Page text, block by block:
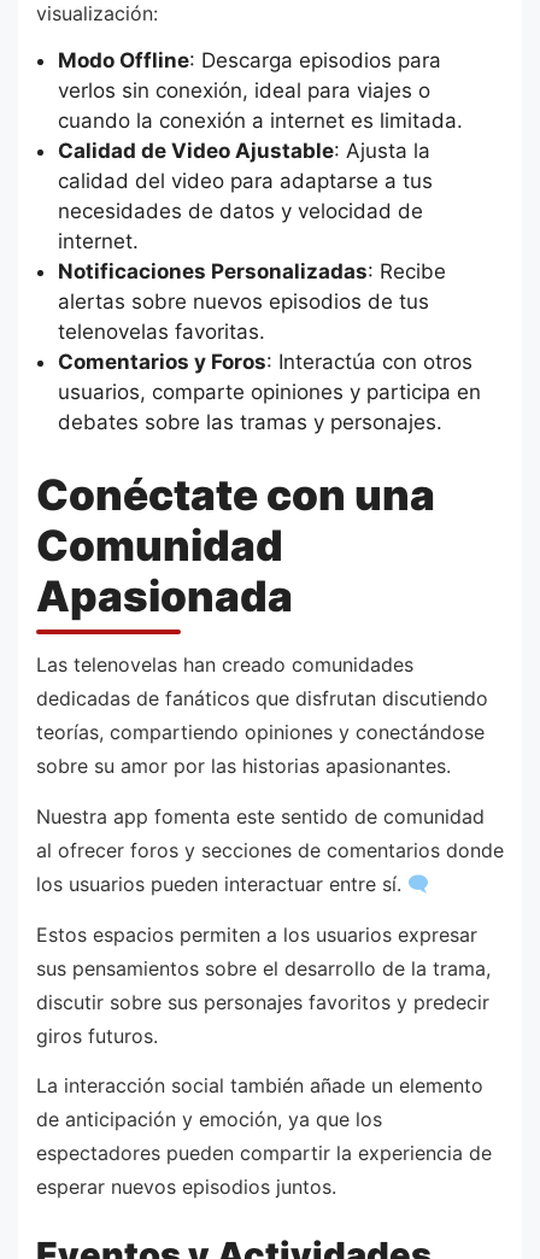
visualización:
Modo Offline: Descarga episodios para
verlos sin conexión, ideal para viajes o
cuando la conexión a internet es limitada.
Calidad de Video Ajustable: Ajusta la
calidad del video para adaptarse a tus
necesidades de datos y velocidad de
internet.
Notificaciones Personalizadas: Recibe
alertas sobre nuevos episodios de tus
telenovelas favoritas.
Comentarios y Foros: Interactúa con otros
usuarios, comparte opiniones y participa en
debates sobre las tramas y personajes.
Conéctate con una
Comunidad
Apasionada
Las telenovelas han creado comunidades
dedicadas de fanáticos que disfrutan discutiendo
teorías, compartiendo opiniones y conectándose
sobre su amor por las historias apasionantes.
Nuestra app fomenta este sentido de comunidad
al ofrecer foros y secciones de comentarios donde
los usuarios pueden interactuar entre sí.
Estos espacios permiten a los usuarios expresar
sus pensamientos sobre el desarrollo de la trama,
discutir sobre sus personajes favoritos y predecir
giros futuros.
La interacción social también añade un elemento
de anticipación y emoción, ya que los
espectadores pueden compartir la experiencia de
esperar nuevos episodios juntos.